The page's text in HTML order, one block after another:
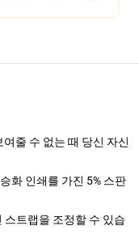
줄 수 없는 때 당신 자신
화 인쇄를 가진 5% 스판
트랩을 조정할 수 있습